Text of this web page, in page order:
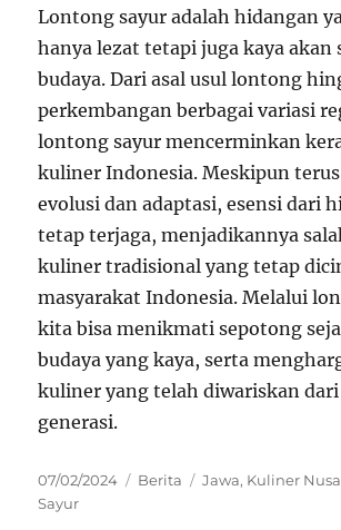
Lontong sayur adalah hidangan
hanya lezat tetapi juga kaya akan
budaya. Dari asal usul lontong
perkembangan berbagai variasi
lontong sayur mencerminkan
kuliner Indonesia. Meskipun
evolusi dan adaptasi, esensi dari
tetap terjaga, menjadikannya
kuliner tradisional yang tetap
masyarakat Indonesia. Melalui
kita bisa menikmati sepotong
budaya yang kaya, serta
kuliner yang telah diwariskan dari
generasi.
Posted
on
07/02/2024 Categories
Berita Tags
Jawa, Kuliner
Sayur